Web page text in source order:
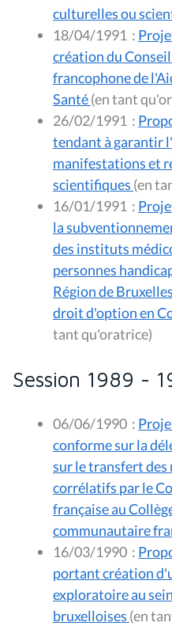
culturelles ou
18/04/1991 :
création du
francophone de
Santé
(en tant
26/02/1991 :
tendant à garantir
manifestations et
scientifiques
16/01/1991 :
la
des instituts
personnes
Région de
droit d'option en
tant qu'oratrice)
Session 1989 -
06/06/1990 :
conforme sur la
sur le transfert des
corrélatifs par le
française au
communautaire
16/03/1990 :
portant création
exploratoire au
bruxelloises